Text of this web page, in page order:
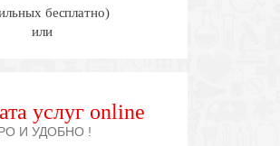
бесплатно)
или
услуг online
И УДОБНО !